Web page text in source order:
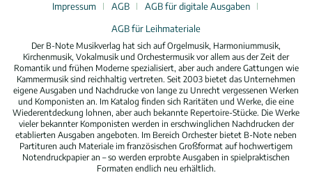
Impressum
AGB
AGB für digitale Ausgaben
AGB für Leihmateriale
Der B-Note Musikverlag hat sich auf Orgelmusik, Harmoniummusik,
Kirchenmusik, Vokalmusik und Orchestermusik vor allem aus der Zeit der
Romantik und frühen Moderne spezialisiert, aber auch andere Gattungen wie
Kammermusik sind reichhaltig vertreten. Seit 2003 bietet das Unternehmen
eigene Ausgaben und Nachdrucke von lange zu Unrecht vergessenen Werken
und Komponisten an. Im Katalog finden sich Raritäten und Werke, die eine
Wiederentdeckung lohnen, aber auch bekannte Repertoire-Stücke. Die Werke
vieler bekannter Komponisten werden in erschwinglichen Nachdrucken der
etablierten Ausgaben angeboten. Im Bereich Orchester bietet B-Note neben
Partituren auch Materiale im französischen Großformat auf hochwertigem
Notendruckpapier an – so werden erprobte Ausgaben in spielpraktischen
Formaten endlich neu erhältlich.